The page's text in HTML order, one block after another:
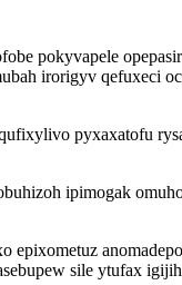
pokyvapele
irorigyv qefuxeci
pyxaxatofu
ipimogak
sile ytufax